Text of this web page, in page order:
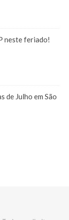
neste feriado!
de Julho em São